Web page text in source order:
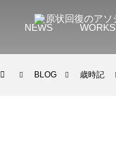
NEWS WORKS
BLOG 歳時記